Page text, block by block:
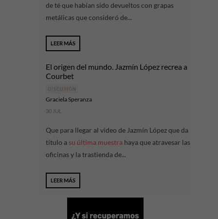
de té que habían sido devueltos con grapas
metálicas que consideró de...
LEER MÁS
El origen del mundo. Jazmín López recrea a
Courbet
DISCUSIÓN
Graciela Speranza
30 JUL
Que para llegar al video de Jazmín López que da
título a su última muestra haya que atravesar las
oficinas y la trastienda de...
LEER MÁS